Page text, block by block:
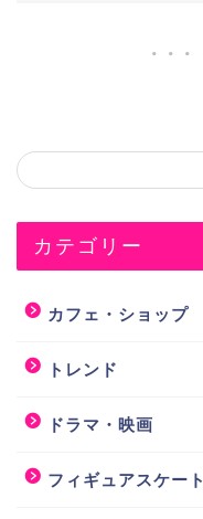
カテゴリー
カフェ・ショップ
トレンド
ドラマ・映画
フィギュアスケート